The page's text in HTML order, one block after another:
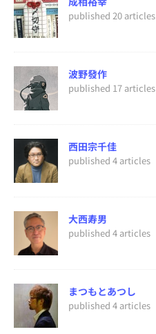
published 20 articles
波野發作
published 17 articles
西田宗千佳
published 4 articles
大西寿男
published 4 articles
まつもとあつし
published 4 articles